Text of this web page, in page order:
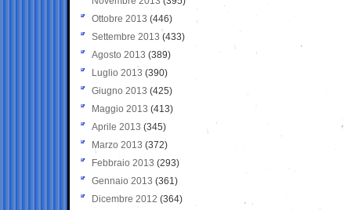
Ottobre 2013 (446)
Settembre 2013 (433)
Agosto 2013 (389)
Luglio 2013 (390)
Giugno 2013 (425)
Maggio 2013 (413)
Aprile 2013 (345)
Marzo 2013 (372)
Febbraio 2013 (293)
Gennaio 2013 (361)
Dicembre 2012 (364)